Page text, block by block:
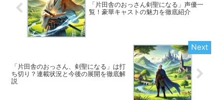
「片田舎のおっさん剣聖になる」声優一
覧！豪華キャストの魅力を徹底紹介
「片田舎のおっさん、剣聖になる」は打
ち切り？連載状況と今後の展開を徹底解
説